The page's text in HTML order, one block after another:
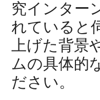
究インター
れていると
上げた背景
ムの具体的
ださい。